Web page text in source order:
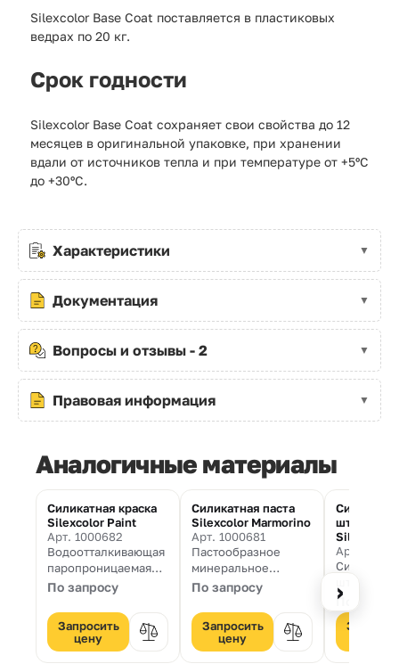
Silexcolor Base Coat поставляется в пластиковых
ведрах по 20 кг.
Срок годности
Silexcolor Base Coat сохраняет свои свойства до 12
месяцев в оригинальной упаковке, при хранении
вдали от источников тепла и при температуре от +5ºС
до +30ºС.
Характеристики
Документация
Вопросы и отзывы - 2
Правовая информация
Аналогичные материалы
Силикатная краска
Silexcolor Paint
Арт. 1000682
Водоотталкивающая
паропроницаемая
защитная краска на
силикатной основе
для цементной или
известковой
штукатурки,
применяемая внутри
По запросу
Запросить
цену
Силикатная паста
Silexcolor Marmorino
Арт. 1000681
Пастообразное
минеральное
тонкодисперсное
покрытие на основе
силиката калия для
защиты и
декорирования
поверхностей
По запросу
Запросить
цену
Silexcolor
Арт.
эффектом
“короед”
нанесения
По
›